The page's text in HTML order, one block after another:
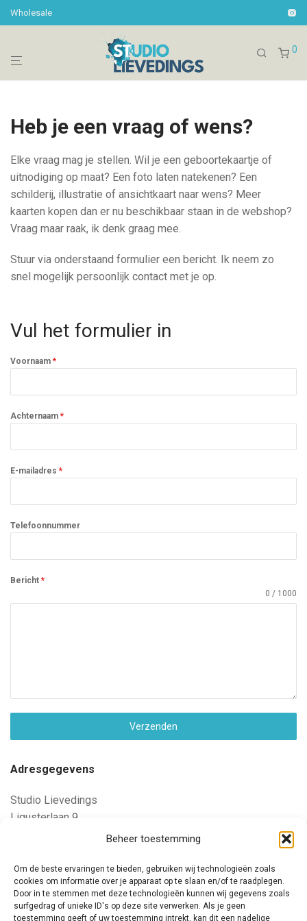
Beheer toestemming
Om de beste ervaringen te bieden, gebruiken wij technologieën zoals
cookies om informatie over je apparaat op te slaan en/of te raadplegen.
Door in te stemmen met deze technologieën kunnen wij gegevens zoals
surfgedrag of unieke ID's op deze site verwerken. Als je geen
toestemming geeft of uw toestemming intrekt, kan dit een nadelige
Wholesale
0
Heb je een vraag of wens?
Elke vraag mag je stellen. Wil je een geboortekaartje of
uitnodiging op maat? Een foto laten natekenen? Een
schilderij, illustratie of ansichtkaart naar wens? Meer
kaarten kopen dan er nu beschikbaar staan in de webshop?
Vraag maar raak, ik denk graag mee.
Stuur via onderstaand formulier een bericht. Ik neem zo
snel mogelijk persoonlijk contact met je op.
Vul het formulier in
Voornaam *
Achternaam *
E-mailadres *
Telefoonnummer
Bericht *
0 / 1000
Verzenden
Adresgegevens
Studio Lievedings
Ligusterlaan 9
E-mail: marjolein@lievedings.nl
KvK: 99524511
BTW: NL005392577B54